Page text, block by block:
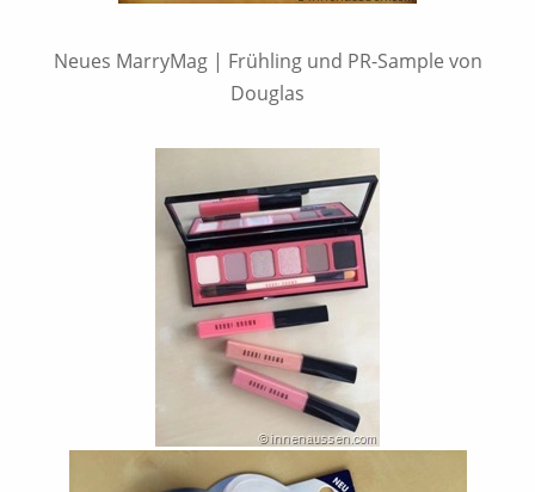
Neues MarryMag | Frühling und PR-Sample von
Douglas